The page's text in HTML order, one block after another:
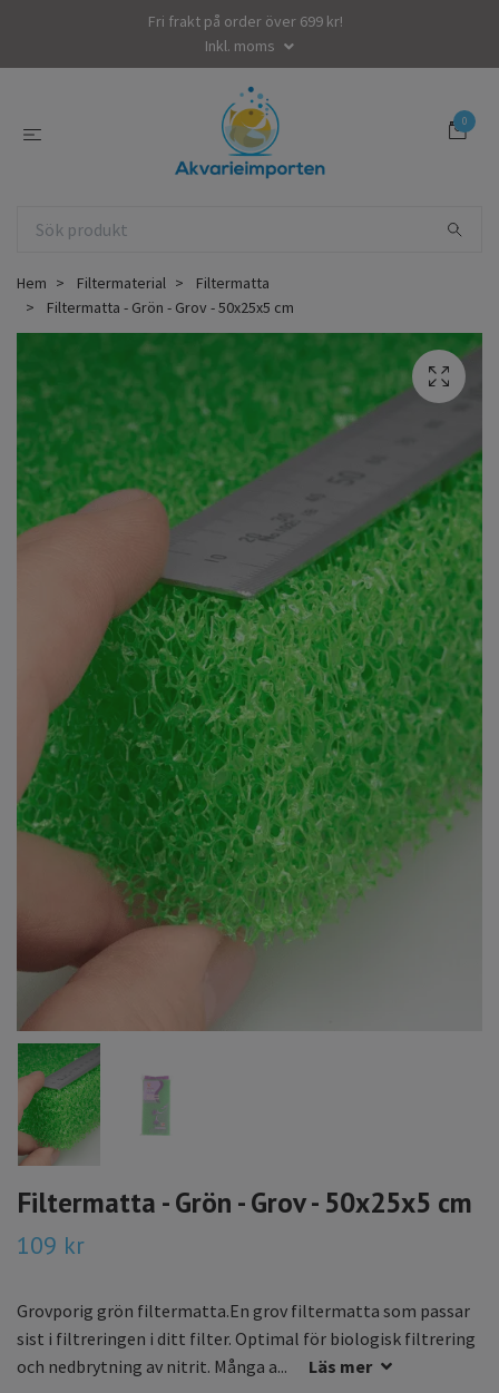
Fri frakt på order över 699 kr!
Inkl. moms
0
Hem Filtermaterial
Filtermatta
Filtermatta - Grön - Grov - 50x25x5 cm
Filtermatta - Grön - Grov - 50x25x5 cm
109 kr
Grovporig grön filtermatta.En grov filtermatta som passar
sist i filtreringen i ditt filter. Optimal för biologisk filtrering
och nedbrytning av nitrit. Många a...
Läs mer